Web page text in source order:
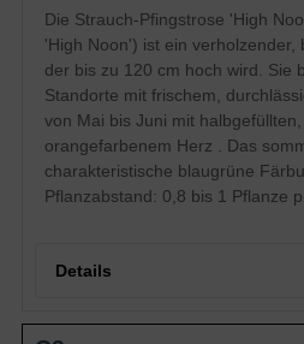
zusammengesetzt
Halbgefüllte, gelbe
Blütenstände,
flach, ausgebreitet
Blütezeit
Mai - Juni
Wurzeln
Horstbildend
Boden
Frisch, normal
Standort
Sonnig
Die Strauch-Pfingstrose 'High
'High Noon') ist ein verholzender,
der bis zu 120 cm hoch wird. Sie
Standorte mit frischem,
von Mai bis Juni mit
orangefarbenem Herz . Das
charakteristische blaugrüne
Pflanzabstand: 0,8 bis 1 Pflanze
Details
Portrait der Strauch-Pfingstrose